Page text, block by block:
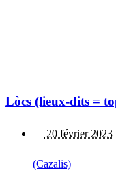
Lòcs (lieux-dits =
20 février 2023
(Cazalis)